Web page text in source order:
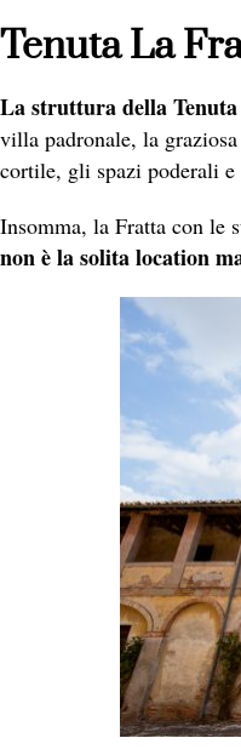
Tenuta La
La struttura della
villa padronale, la
cortile, gli spazi poderali e
Insomma, la Fratta con le
non è la solita location